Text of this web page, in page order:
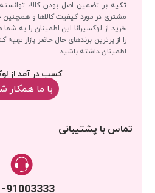
تکیه بر تضمین اصل بودن کالا،
مشتری در مورد کیفیت کالاها و همچنین
خرید از لوکسیرانا این اطمینان را به
را از برترین برندهای حال حاضر بازار تهیه
اطمینان داشته باشید.
کسب در آمد از
با‌‌ ما همکار
تماس با پشتیبانی
91003333